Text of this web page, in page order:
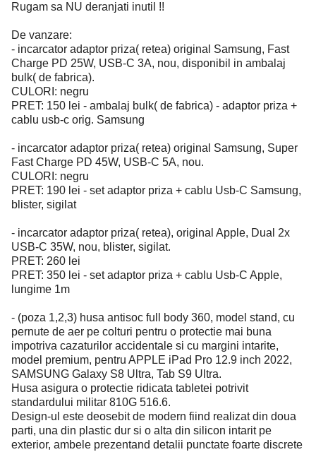
Rugam sa NU deranjati inutil !!
De vanzare:
- incarcator adaptor priza( retea) original Samsung, Fast
Charge PD 25W, USB-C 3A, nou, disponibil in ambalaj
bulk( de fabrica).
CULORI: negru
PRET: 150 lei - ambalaj bulk( de fabrica) - adaptor priza +
cablu usb-c orig. Samsung
- incarcator adaptor priza( retea) original Samsung, Super
Fast Charge PD 45W, USB-C 5A, nou.
CULORI: negru
PRET: 190 lei - set adaptor priza + cablu Usb-C Samsung,
blister, sigilat
- incarcator adaptor priza( retea), original Apple, Dual 2x
USB-C 35W, nou, blister, sigilat.
PRET: 260 lei
PRET: 350 lei - set adaptor priza + cablu Usb-C Apple,
lungime 1m
- (poza 1,2,3) husa antisoc full body 360, model stand, cu
pernute de aer pe colturi pentru o protectie mai buna
impotriva cazaturilor accidentale si cu margini intarite,
model premium, pentru APPLE iPad Pro 12.9 inch 2022,
SAMSUNG Galaxy S8 Ultra, Tab S9 Ultra.
Husa asigura o protectie ridicata tabletei potrivit
standardului militar 810G 516.6.
Design-ul este deosebit de modern fiind realizat din doua
parti, una din plastic dur si o alta din silicon intarit pe
exterior, ambele prezentand detalii punctate foarte discrete